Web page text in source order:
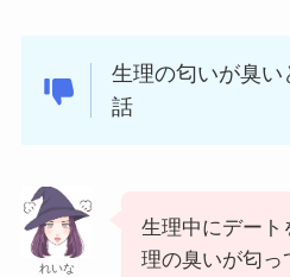
生理の匂いが臭い
話
れいな
生理中にデート
理の臭いが匂っ